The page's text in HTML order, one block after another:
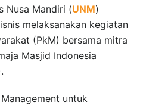
Nusa Mandiri (UNM)
melaksanakan kegiatan
(PkM) bersama mitra
Masjid Indonesia
untuk